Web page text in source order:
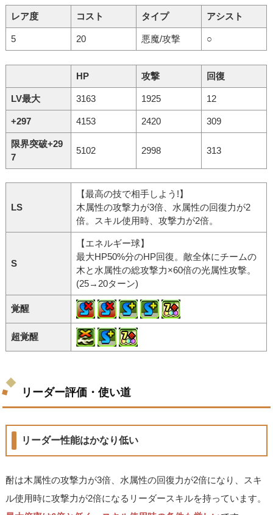
レア度 コスト タイプ アシスト
5 20 悪魔/攻撃 ○
HP 攻撃 回復
LV最大 3163 1925 12
+297 4153 2420 309
限界突破+29
7
5102 2998 313
LS
【最高の技で相手しよう!】
木属性の攻撃力が3倍、水属性の回復力が2
倍。スキル使用時、攻撃力が2倍。
S
【エネルギー球】
最大HP50%分のHP回復。敵全体にチームの
木と水属性の総攻撃力×60倍の光属性攻撃。
(25→20ターン)
覚醒
超覚醒
リーダー評価・使い道
リーダー性能はかなり低い
酎は木属性の攻撃力が3倍、水属性の回復力が2倍になり、スキ
ル使用時に攻撃力が2倍になるリーダースキルを持っています。